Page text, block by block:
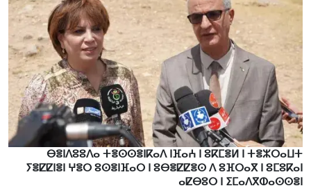
ⴱⴻⵏⴷⵓⵓⴷⴰ ⵜⴻⵙⵙⴻⵏⴽⴰⴷ ⵏⴼⴰⵄ ⵏ ⵓⴽⵎⴻⵍ ⵏ ⵜⴻⵣⵔⴰⵡⵜ
ⵢⴻⵇⵇⵏⴻⵏ ⵖⴻⵔ ⵓⵙⴻⵏⴼⴰⵔ ⵏ ⵓⴱⴻⵇⵇⴻⵙ ⴷ ⵓⴼⵔⴰⴳ ⵏ ⵓⵎⵓⴽⴰⵏ
ⴰⵇⴱⵓⵔ ⵏ ⵉⵎⴰⴷⴳⵀⴰⵙⵙⴻⵏ